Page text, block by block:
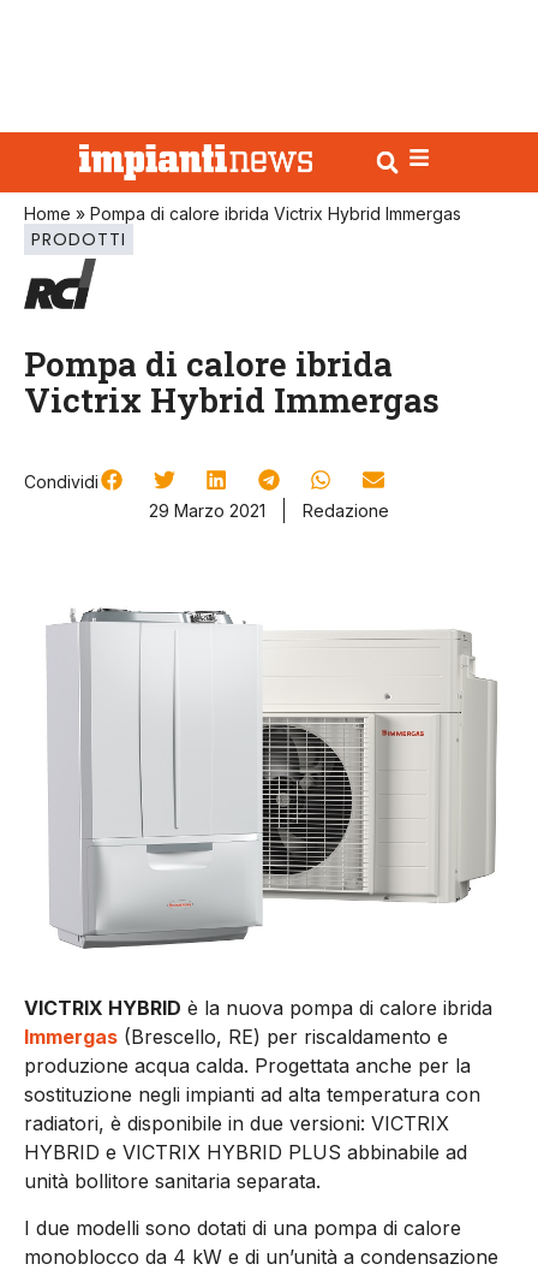
Home » Pompa di calore ibrida Victrix Hybrid Immergas
PRODOTTI
Pompa di calore ibrida
Victrix Hybrid Immergas
Condividi
29 Marzo 2021
Redazione
VICTRIX HYBRID è la nuova pompa di calore ibrida
Immergas (Brescello, RE) per riscaldamento e
produzione acqua calda. Progettata anche per la
sostituzione negli impianti ad alta temperatura con
radiatori, è disponibile in due versioni: VICTRIX
HYBRID e VICTRIX HYBRID PLUS abbinabile ad
unità bollitore sanitaria separata.
I due modelli sono dotati di una pompa di calore
monoblocco da 4 kW e di un’unità a condensazione